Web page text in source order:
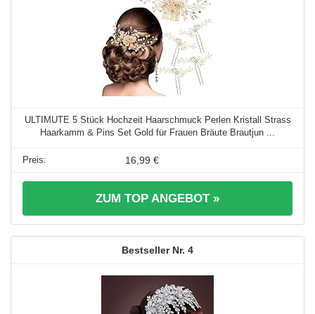
ULTIMUTE 5 Stück Hochzeit Haarschmuck Perlen Kristall Strass
Haarkamm & Pins Set Gold für Frauen Bräute Brautjun ...
16,99 €
ZUM TOP ANGEBOT »
4